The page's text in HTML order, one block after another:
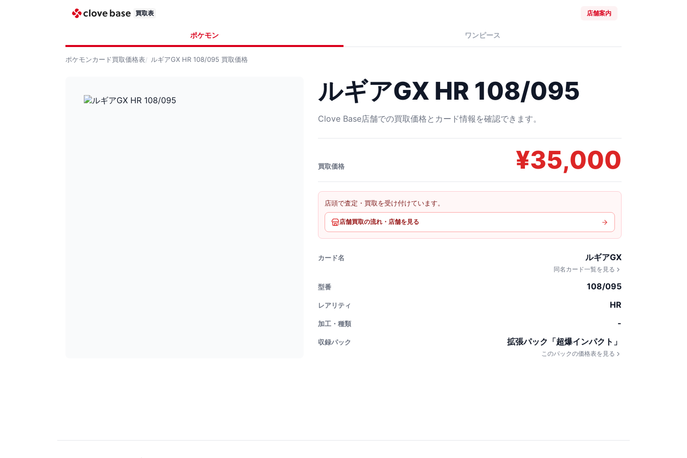
買取表 店舗案内
ポケモン ワンピース
ポケモンカード買取価格表 ルギアGX HR 108/095 買取価格
ルギアGX HR 108/095
Clove Base店舗での買取価格とカード情報を確認できます。
買取価格 ¥35,000
店頭で査定・買取を受け付けています。
店舗買取の流れ・店舗を見る
カード名 ルギアGX
同名カード一覧を見る
型番 108/095
レアリティ HR
加工・種類 -
収録パック 拡張パック「超爆インパクト」
このパックの価格表を見る